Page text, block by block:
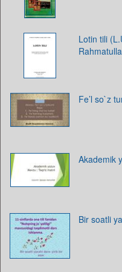
Lotin tili
Fe’l so`z
Akademik
Bir soatli